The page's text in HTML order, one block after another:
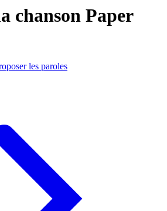
chanson Paper
les paroles